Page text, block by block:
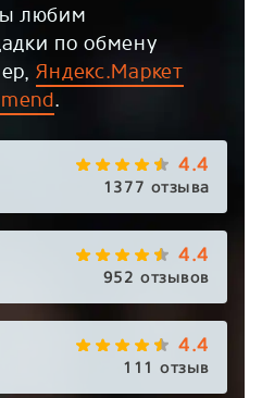
любим
по обмену
Яндекс.Маркет
.
4.4
1377 отзыва
4.4
952 отзывов
4.4
111 отзыв